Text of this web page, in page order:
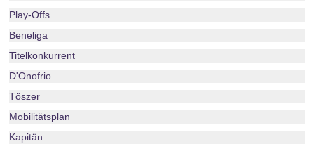
Play-Offs
Beneliga
Titelkonkurrent
D'Onofrio
Töszer
Mobilitätsplan
Kapitän